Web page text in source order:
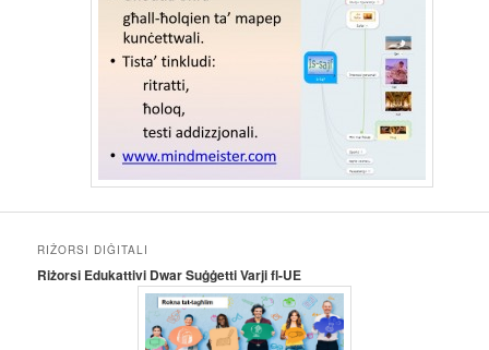
RIŻORSI DIĠITALI
Riżorsi Edukattivi Dwar Suġġetti Varji fl-UE